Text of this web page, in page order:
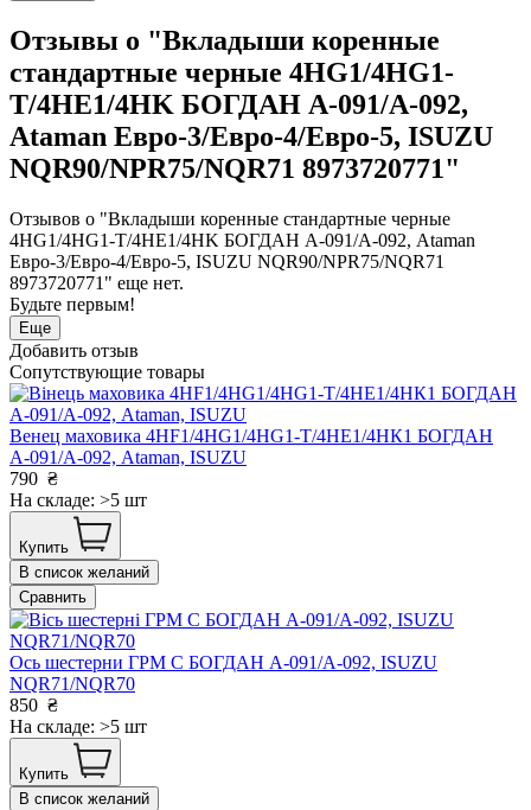
Отзывы о "Вкладыши коренные
стандартные черные 4HG1/4HG1-
T/4HE1/4HK БОГДАН А-091/А-092,
Ataman Евро-3/Евро-4/Евро-5, ISUZU
NQR90/NPR75/NQR71 8973720771"
Отзывов о "Вкладыши коренные стандартные черные
4HG1/4HG1-T/4HE1/4HK БОГДАН А-091/А-092, Ataman
Евро-3/Евро-4/Евро-5, ISUZU NQR90/NPR75/NQR71
8973720771" еще нет.
Будьте первым!
Еще
Добавить отзыв
Сопутствующие товары
Венец маховика 4HF1/4HG1/4HG1-T/4НЕ1/4НК1 БОГДАН
А-091/А-092, Ataman, ISUZU
790 ₴
На складе: >5 шт
Купить
В список желаний
Сравнить
Ось шестерни ГРМ С БОГДАН А-091/А-092, ISUZU
NQR71/NQR70
850 ₴
На складе: >5 шт
Купить
В список желаний